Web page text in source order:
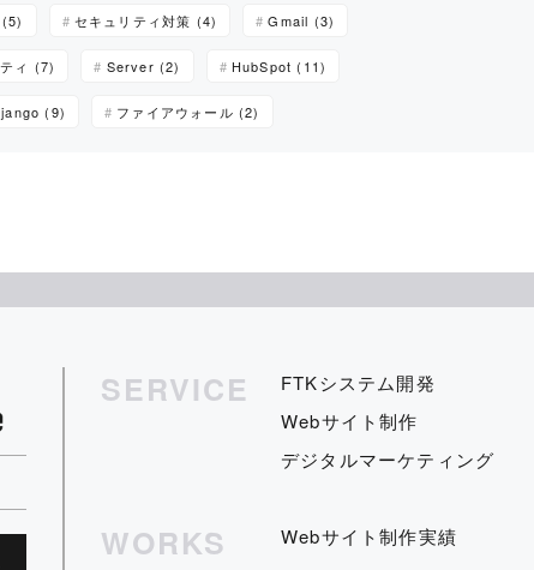
セキュリティ対策 (4) Gmail (3)
ィ (7) Server (2) HubSpot (11)
(9) ファイアウォール (2)
SERVICE FTKシステム開発
Webサイト制作
デジタルマーケティング
WORKS Webサイト制作実績